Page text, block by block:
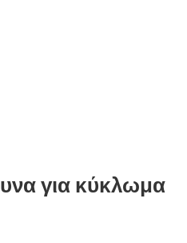
για κύκλωμα